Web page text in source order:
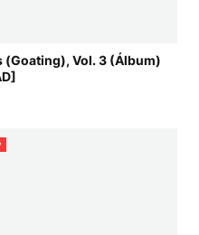
(Goating), Vol. 3 (Álbum)